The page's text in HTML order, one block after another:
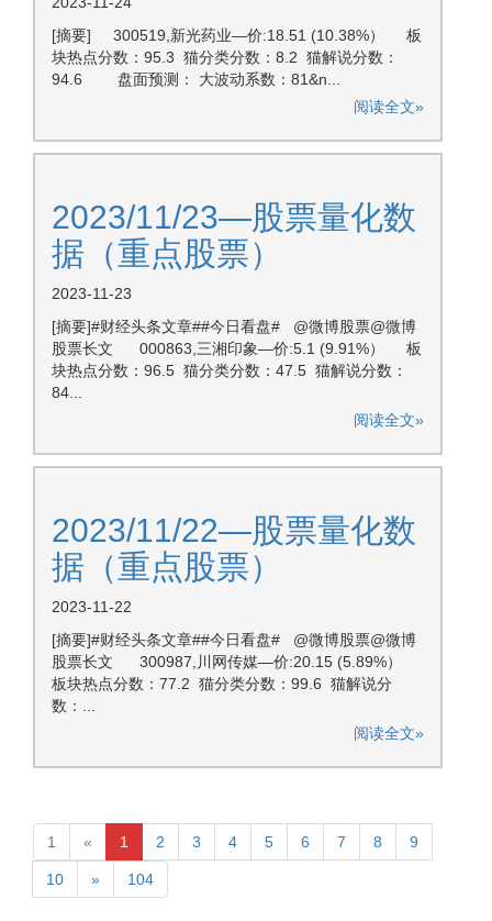
[摘要] 300519,新光药业—价:18.51 (10.38%） 板
块热点分数：95.3 猫分类分数：8.2 猫解说分数：
94.6 盘面预测： 大波动系数：81&n...
阅读全文»
2023/11/23—股票量化数
据（重点股票）
2023-11-23
[摘要]#财经头条文章##今日看盘# @微博股票@微博
股票长文 000863,三湘印象—价:5.1 (9.91%） 板
块热点分数：96.5 猫分类分数：47.5 猫解说分数：
84...
阅读全文»
2023/11/22—股票量化数
据（重点股票）
2023-11-22
[摘要]#财经头条文章##今日看盘# @微博股票@微博
股票长文 300987,川网传媒—价:20.15 (5.89%）
板块热点分数：77.2 猫分类分数：99.6 猫解说分
数：...
阅读全文»
1 « 1 2 3 4 5 6 7 8 9
10 » 104